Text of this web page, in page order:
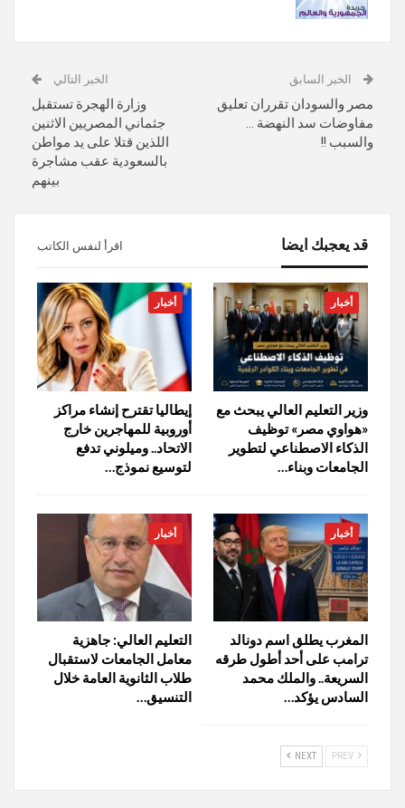
الخبر السابق
مصر والسودان تقرران تعليق
مفاوضات سد النهضة …
والسبب !!
الخبر التالي
وزارة الهجرة تستقبل
جثماني المصريين الاثنين
اللذين قتلا على يد مواطن
بالسعودية عقب مشاجرة
بينهم
قد يعجبك ايضا اقرأ لنفس الكاتب
أخبار
وزير التعليم العالي يبحث مع
«هواوي مصر» توظيف
الذكاء الاصطناعي لتطوير
الجامعات وبناء…
أخبار
إيطاليا تقترح إنشاء مراكز
أوروبية للمهاجرين خارج
الاتحاد.. وميلوني تدفع
لتوسيع نموذج…
أخبار
المغرب يطلق اسم دونالد
ترامب على أحد أطول طرقه
السريعة.. والملك محمد
السادس يؤكد…
أخبار
التعليم العالي: جاهزية
معامل الجامعات لاستقبال
طلاب الثانوية العامة خلال
التنسيق…
NEXT